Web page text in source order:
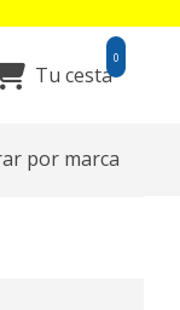
Tu cesta
0
por marca